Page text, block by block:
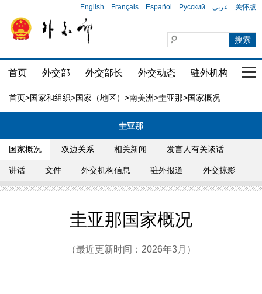
English Français Español Русский عربي 关怀版
首页 外交部 外交部长 外交动态 驻外机构 国
首页>国家和组织>国家（地区） >南美洲>圭亚那>国家概况
圭亚那
国家概况 双边关系 相关新闻 发言人有关谈话
讲话 文件 外交机构信息 驻外报道 外交掠影
圭亚那国家概况
（最近更新时间：2026年3月）